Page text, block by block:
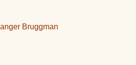
Bruggman